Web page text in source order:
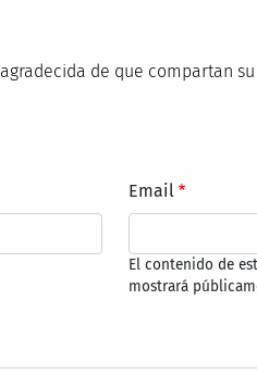
de que compartan
Email
El contenido de
mostrará